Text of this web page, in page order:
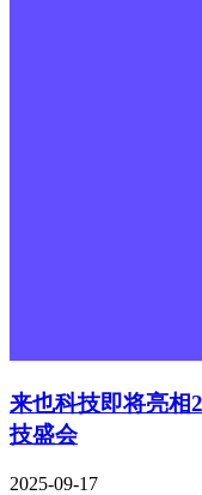
来也科技即将亮相
技盛会
2025-09-17